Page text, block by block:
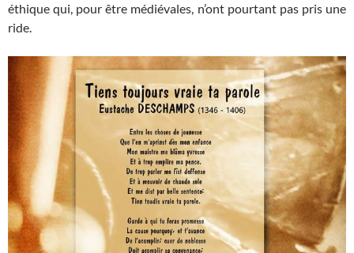
éthique qui, pour être médiévales, n’ont pourtant pas pris une
ride.